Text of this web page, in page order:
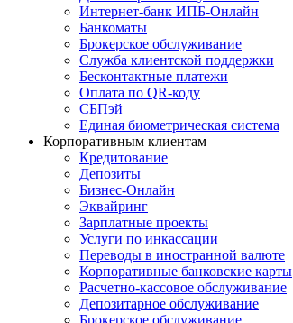
Интернет-банк ИПБ-Онлайн
Банкоматы
Брокерское обслуживание
Служба клиентской поддержки
Бесконтактные платежи
Оплата по QR-коду
СБПэй
Единая биометрическая система
Корпоративным клиентам
Кредитование
Депозиты
Бизнес-Онлайн
Эквайринг
Зарплатные проекты
Услуги по инкассации
Переводы в иностранной валюте
Корпоративные банковские карты
Расчетно-кассовое обслуживание
Депозитарное обслуживание
Брокерское обслуживание